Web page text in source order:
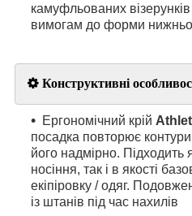
камуфльованих
вимогам до форми
Конструктивні
Ергономічний крій
посадка повторює
його надмірно. Підходить
носіння, так і в якості
екіпіровку / одяг.
із штанів під час нахилів